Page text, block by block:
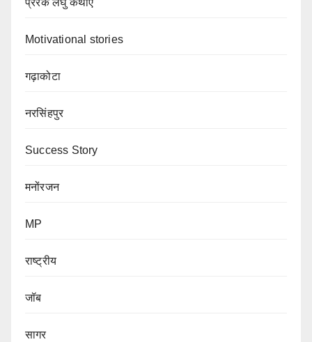
प्रेरक लघु कथाएं
Motivational stories
गढ़ाकोटा
नरसिंहपुर
Success Story
मनोंरजन
MP
राष्ट्रीय
जॉब
सागर